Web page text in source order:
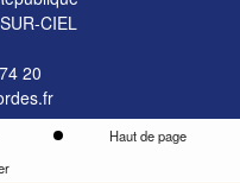
CIEL
20
Haut de page